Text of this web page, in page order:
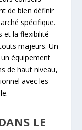
de bien définir
spécifique.
et la flexibilité
majeurs. Un
équipement
de haut niveau,
avec les
LE